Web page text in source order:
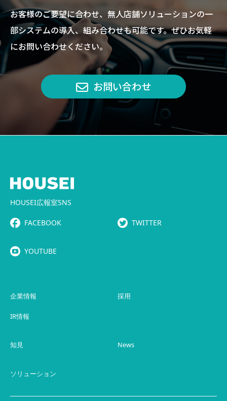
お客様のご要望に合わせ、無人店舗ソリューションの一
部システムの導入、組み合わせも可能です。ぜひお気軽
にお問い合わせください。
 お問い合わせ
HOUSEI広報室SNS
FACEBOOK TWITTER
YOUTUBE
企業情報 採用
IR情報
知見 News
ソリューション